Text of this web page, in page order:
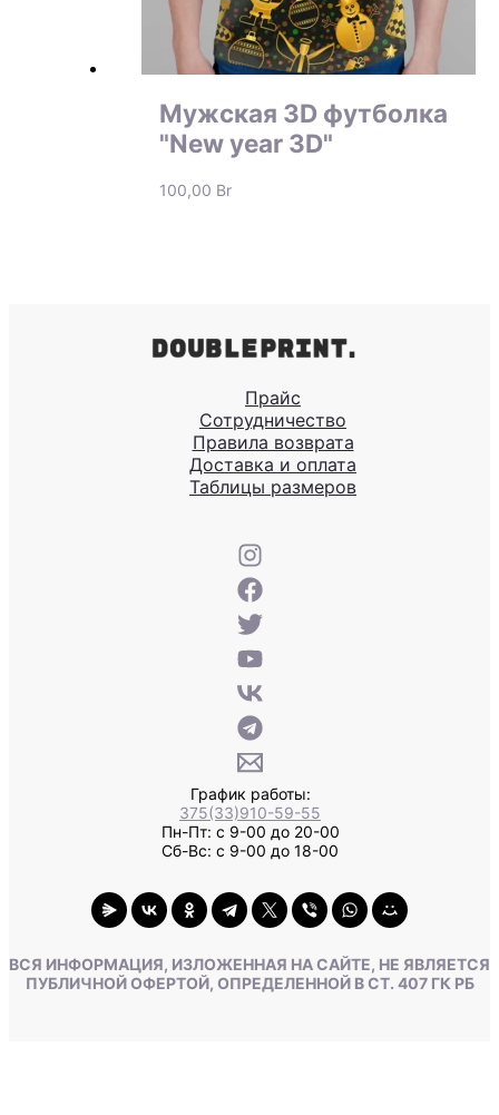
Мужская 3D футболка
"New year 3D"
100,00 Br
Прайс
Сотрудничество
Правила возврата
Доставка и оплата
Таблицы размеров
График работы:
375(33)910-59-55
Пн-Пт: с 9-00 до 20-00
Сб-Вс: с 9-00 до 18-00
ВСЯ ИНФОРМАЦИЯ, ИЗЛОЖЕННАЯ НА САЙТЕ, НЕ ЯВЛЯЕТСЯ
ПУБЛИЧНОЙ ОФЕРТОЙ, ОПРЕДЕЛЕННОЙ В СТ. 407 ГК РБ